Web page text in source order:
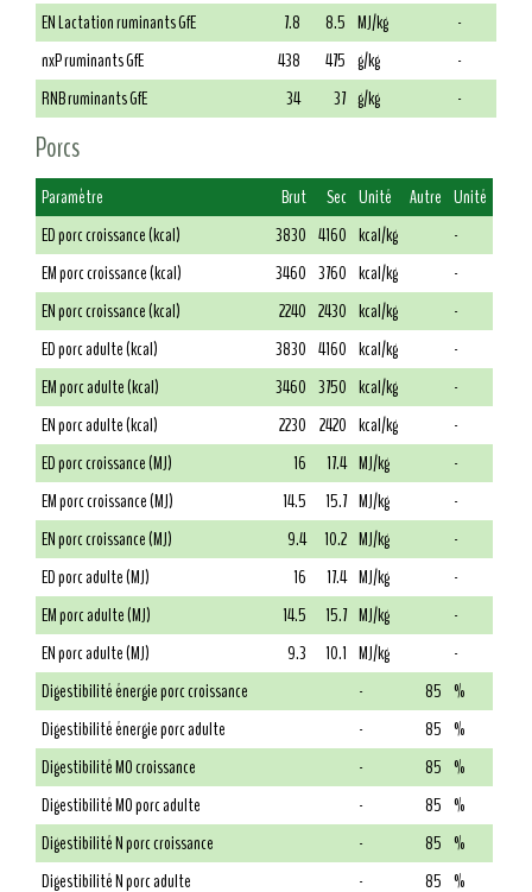
EN Lactation ruminants GfE 7.8 8.5 MJ/kg
-
nxP ruminants GfE
438 475 g/kg
-
RNB ruminants GfE
34 37 g/kg -
Porcs
Paramètre Brut Sec Unité Autre Unité
ED porc croissance (kcal)
3830 4160 kcal/kg
-
EM porc croissance (kcal)
3460 3760 kcal/kg
-
EN porc croissance (kcal)
2240 2430 kcal/kg
-
ED porc adulte (kcal)
3830 4160 kcal/kg
-
EM porc adulte (kcal)
3460 3750 kcal/kg
-
EN porc adulte (kcal)
2230 2420 kcal/kg
-
ED porc croissance (MJ)
16 17.4 MJ/kg
-
EM porc croissance (MJ)
14.5 15.7 MJ/kg
-
EN porc croissance (MJ)
9.4 10.2 MJ/kg
-
ED porc adulte (MJ)
16 17.4 MJ/kg
-
EM porc adulte (MJ)
14.5 15.7 MJ/kg
-
EN porc adulte (MJ)
9.3 10.1 MJ/kg
-
Digestibilité énergie porc croissance
- 85 %
Digestibilité énergie porc adulte
- 85 %
Digestibilité MO croissance
- 85 %
Digestibilité MO porc adulte
- 85 %
Digestibilité N porc croissance
- 85 %
Digestibilité N porc adulte
- 85 %